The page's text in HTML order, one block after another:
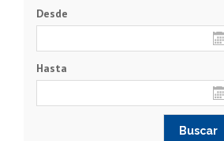
Desde
Hasta